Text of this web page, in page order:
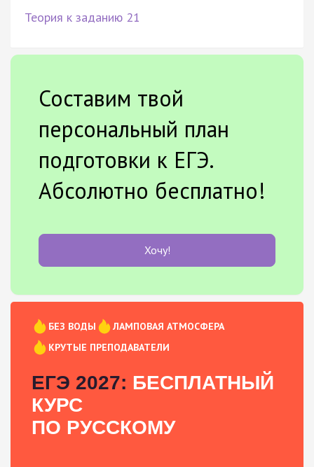
Теория к заданию 21
Составим твой
персональный план
подготовки к ЕГЭ.
Абсолютно бесплатно!
Хочу!
БЕЗ ВОДЫ
ЛАМПОВАЯ АТМОСФЕРА
КРУТЫЕ ПРЕПОДАВАТЕЛИ
ЕГЭ 2027: БЕСПЛАТНЫЙ
КУРС
ПО РУССКОМУ